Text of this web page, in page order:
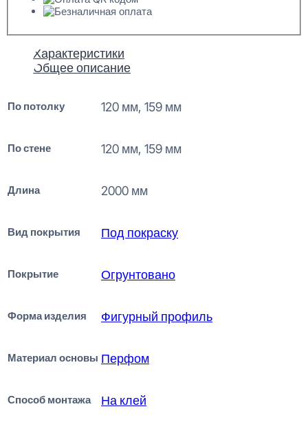
Характеристики
Общее описание
По потолку 120 мм, 159 мм
По стене 120 мм, 159 мм
Длина 2000 мм
Вид покрытия Под покраску
Покрытие Огрунтовано
Форма изделия Фигурный профиль
Материал основы Перфом
Способ монтажа На клей